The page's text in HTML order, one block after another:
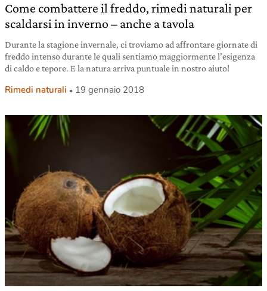
Come combattere il freddo, rimedi naturali per
scaldarsi in inverno – anche a tavola
Durante la stagione invernale, ci troviamo ad affrontare giornate di
freddo intenso durante le quali sentiamo maggiormente l’esigenza
di caldo e tepore. E la natura arriva puntuale in nostro aiuto!
Rimedi naturali 19 gennaio 2018